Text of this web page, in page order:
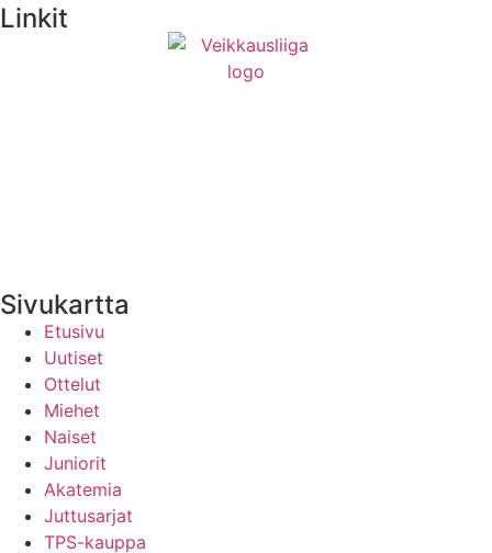
Linkit
Sivukartta
Etusivu
Uutiset
Ottelut
Miehet
Naiset
Juniorit
Akatemia
Juttusarjat
TPS-kauppa